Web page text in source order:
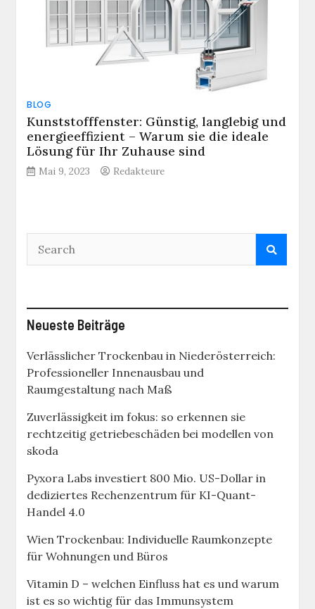
BLOG
Kunststofffenster: Günstig, langlebig und
energieeffizient – Warum sie die ideale
Lösung für Ihr Zuhause sind
Mai 9, 2023 Redakteure
Neueste Beiträge
Verlässlicher Trockenbau in Niederösterreich:
Professioneller Innenausbau und
Raumgestaltung nach Maß
Zuverlässigkeit im fokus: so erkennen sie
rechtzeitig getriebeschäden bei modellen von
skoda
Pyxora Labs investiert 800 Mio. US-Dollar in
dediziertes Rechenzentrum für KI-Quant-
Handel 4.0
Wien Trockenbau: Individuelle Raumkonzepte
für Wohnungen und Büros
Vitamin D – welchen Einfluss hat es und warum
ist es so wichtig für das Immunsystem